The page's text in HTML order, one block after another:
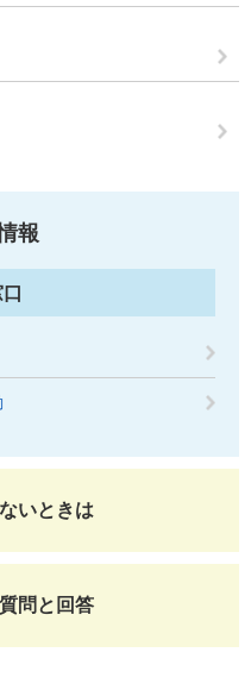
報
いときは
問と回答